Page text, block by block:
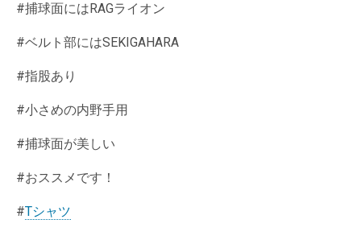
#捕球面にはRAGライオン
#ベルト部にはSEKIGAHARA
#指股あり
#小さめの内野手用
#捕球面が美しい
#おススメです！
#Tシャツ